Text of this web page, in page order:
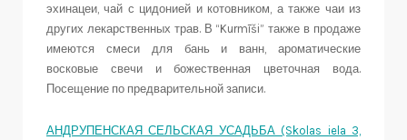
эхинацеи, чай с цидонией и котовником, а также чаи из
других лекарственных трав. В “Kurmīši” также в продаже
имеются смеси для бань и ванн, ароматические
восковые свечи и божественная цветочная вода.
Посещение по предварительной записи.
АНДРУПЕНСКАЯ СЕЛЬСКАЯ УСАДЬБА (Skolas iela 3,